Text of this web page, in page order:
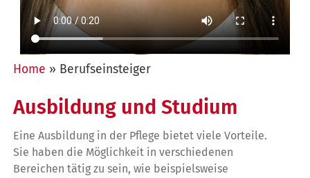
Home » Berufseinsteiger
Ausbildung und Studium
Eine Ausbildung in der Pflege bietet viele Vorteile.
Sie haben die Möglichkeit in verschiedenen
Bereichen tätig zu sein, wie beispielsweise